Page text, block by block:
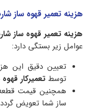
هزینه تعمیر قهوه ساز
هزینه تعمیر قهوه ساز
عوامل زیر بستگی دارد:
تعیین دقیق این
توسط تعمیرکار
همچنین قیمت
ساز شما تعویض گردد